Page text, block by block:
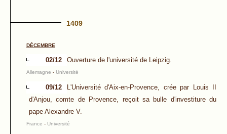
1409
DÉCEMBRE
02/12 Ouverture de l'université de Leipzig.
Allemagne - Université
09/12
L'Université d'Aix-en-Provence, crée par Louis II
d'Anjou, comte de Provence, reçoit sa bulle d'investiture du
pape Alexandre V.
France - Université